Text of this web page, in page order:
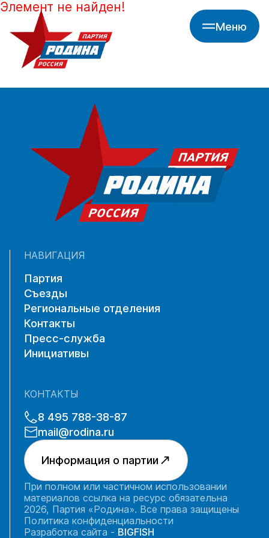
Меню
Элемент не найден!
НАВИГАЦИЯ
Партия
Съезды
Региональные отделения
Контакты
Пресс-служба
Инициативы
КОНТАКТЫ
8 495 788-38-87
mail@rodina.ru
Информация о партии
При полном или частичном использовании
материалов ссылка на ресурс обязательна
2026, Партия «Родина». Все права защищены
Политика конфиденциальности
Разработка сайта - BIGFISH